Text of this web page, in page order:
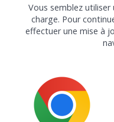
Vous semblez
charge. Pour
effectuer une mise à